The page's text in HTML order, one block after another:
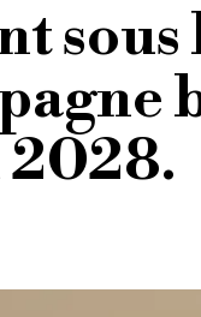
2028.